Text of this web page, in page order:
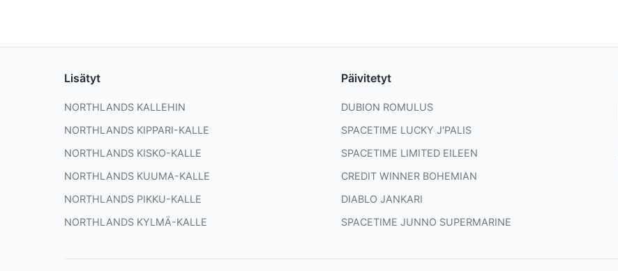
Lisätyt
NORTHLANDS KALLEHIN
NORTHLANDS KIPPARI-KALLE
NORTHLANDS KISKO-KALLE
NORTHLANDS KUUMA-KALLE
NORTHLANDS PIKKU-KALLE
NORTHLANDS KYLMÄ-KALLE
Päivitetyt
DUBION ROMULUS
SPACETIME LUCKY J'PALIS
SPACETIME LIMITED EILEEN
CREDIT WINNER BOHEMIAN
DIABLO JANKARI
SPACETIME JUNNO SUPERMARINE